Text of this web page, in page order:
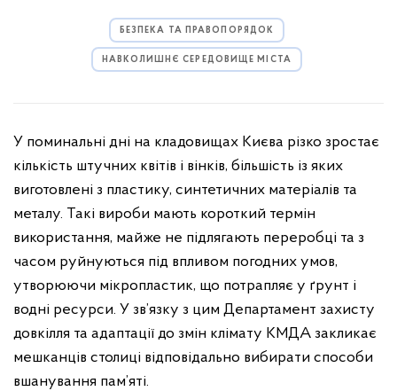
БЕЗПЕКА ТА ПРАВОПОРЯДОК
НАВКОЛИШНЄ СЕРЕДОВИЩЕ МІСТА
У поминальні дні на кладовищах Києва різко зростає
кількість штучних квітів і вінків, більшість із яких
виготовлені з пластику, синтетичних матеріалів та
металу. Такі вироби мають короткий термін
використання, майже не підлягають переробці та з
часом руйнуються під впливом погодних умов,
утворюючи мікропластик, що потрапляє у ґрунт і
водні ресурси. У зв’язку з цим Департамент захисту
довкілля та адаптації до змін клімату КМДА закликає
мешканців столиці відповідально вибирати способи
вшанування пам’яті.